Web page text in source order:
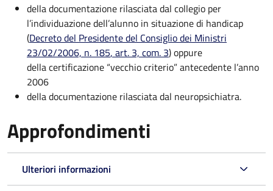
della documentazione rilasciata dal collegio per
l’individuazione dell’alunno in situazione di handicap
(Decreto del Presidente del Consiglio dei Ministri
23/02/2006, n. 185, art. 3, com. 3) oppure
della certificazione “vecchio criterio” antecedente l’anno
2006
della documentazione rilasciata dal neuropsichiatra.
Approfondimenti
Ulteriori informazioni